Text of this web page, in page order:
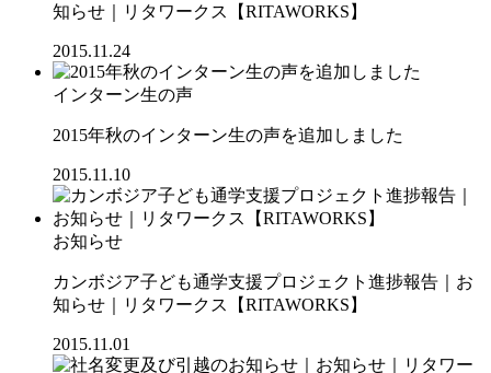
知らせ｜リタワークス【RITAWORKS】
2015.11.24
インターン生の声
2015年秋のインターン生の声を追加しました
2015.11.10
お知らせ
カンボジア子ども通学支援プロジェクト進捗報告｜お
知らせ｜リタワークス【RITAWORKS】
2015.11.01